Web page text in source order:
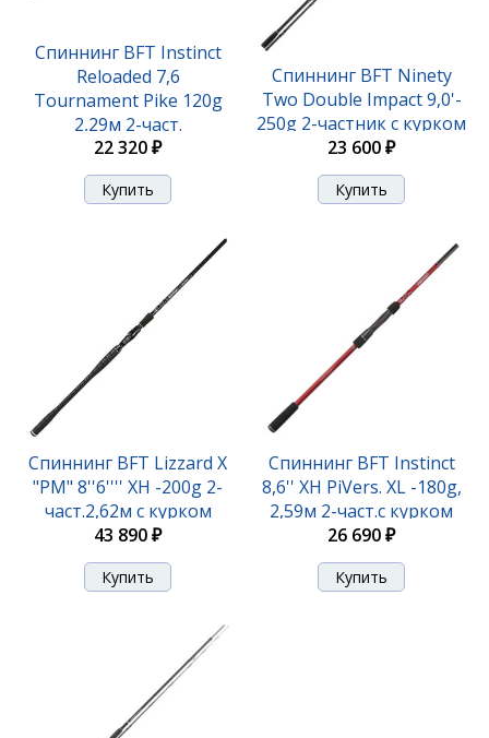
Спиннинг BFT Instinct
Reloaded 7,6
Tournament Pike 120g
2,29м 2-част.
22 320 ₽
Спиннинг BFT Ninety
Two Double Impact 9,0'-
250g 2-частник с курком
23 600 ₽
Спиннинг BFT Lizzard X
"PM" 8''6'''' XH -200g 2-
част.2,62м с курком
43 890 ₽
Спиннинг BFT Instinct
8,6'' XH PiVers. XL -180g,
2,59м 2-част.с курком
26 690 ₽